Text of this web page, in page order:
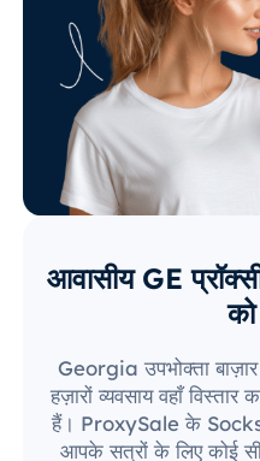
आवासीय GE
Georgia उपभोक्ता
हज़ारों व्यवसाय वहाँ
हैं। ProxySale के
आपके सत्रों के लिए कोई